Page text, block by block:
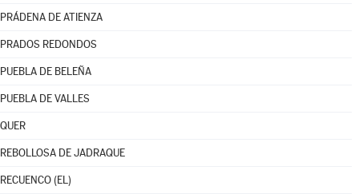
PRÁDENA DE ATIENZA
PRADOS REDONDOS
PUEBLA DE BELEÑA
PUEBLA DE VALLES
QUER
REBOLLOSA DE JADRAQUE
RECUENCO (EL)